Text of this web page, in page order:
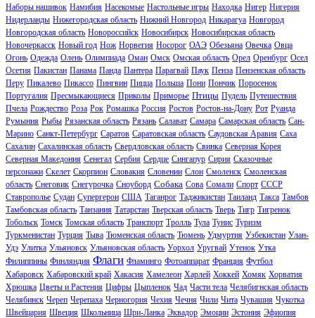
Наборы нашивок Намибия Насекомые Настольные игры Находка Нигер Нигерия
Нидерланды Нижегородская область Нижний Новгород Никарагуа Новгород
Новгородская область Новороссийск Новосибирск Новосибирская область
Новочеркасск Новый год Нож Норвегия Носорог ОАЭ Обезьяна Овечка Овца
Огонь Одежда Олень Олимпиада Оман Омск Омская область Орел Оренбург Осел
Осетия Пакистан Панама Панда Пантера Парагвай Паук Пенза Пензенская область
Перу Пикалево Пикассо Пингвин Пицца Польша Пони Пончик Поросенок
Португалия Пресмыкающиеся Приколы Приморье Птицы Пудель Путешествия
Пчела Рождество Роза Рок Ромашка Россия Ростов Ростов-на-Дону Рот Руанда
Румыния Рыбы Рязанская область Рязань Салават Самара Самарская область Сан-
Марино Санкт-Петербург Саратов Саратовская область Саудовская Аравия Саха
Сахалин Сахалинская область Свердловская область Свинка Северная Корея
Северная Македония Сенегал Сербия Сердце Сингапур Сирия Сказочные
персонажи Скелет Скорпион Словакия Словении Слон Смоленск Смоленская
область Снеговик Снегурочка Сноуборд Собака Сова Сомали Спорт СССР
Ставрополье Судан Супергерои США Таганрог Таджикистан Таиланд Такса Тамбов
Тамбовская область Танзания Татарстан Тверская область Тверь Тигр Тигренок
Тобольск Томск Томская область Транспорт Тролль Тула Тунис Туризм
Туркменистан Турция Тыва Тюменская область Тюмень Удмуртия Узбекистан Улан-
Удэ Улитка Ульяновск Ульяновская область Уорхол Уругвай Утенок Утка
Филиппины Финляндия Флаги Фламинго Фотоаппарат Франция Футбол
Хабаровск Хабаровский край Хакасия Хамелеон Харлей Хоккей Хомяк Хорватия
Хрюшка Цветы и Растения Цифры Цыпленок Чад Части тела Челябигнская область
Челябинск Череп Черепаха Черногория Чехия Чечня Чили Чита Чувашия Чукотка
Швейцария Швеция Школьница Шри-Ланка Эквадор Эмоции Эстония Эфиопия